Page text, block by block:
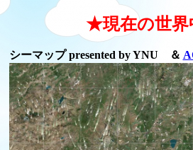
★現在の世界
シーマップ presented by YNU ＆